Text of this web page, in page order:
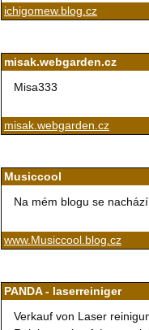
ichigomew.blog.cz
misak.webgarden.cz
Misa333
misak.webgarden.cz
Musiccool
Na mém blogu se
www.Musiccool.blog.cz
PANDA - laserreiniger
Verkauf von Laser